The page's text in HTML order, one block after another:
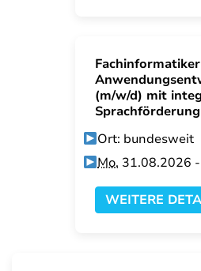
Fachinformatiker
(m/w/d) mit
Sprachförderung
Ort: bundesweit
Mo. 31.08.2026
WEITERE